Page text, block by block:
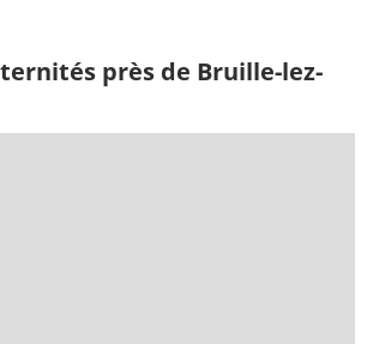
près de Bruille-lez-